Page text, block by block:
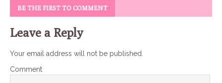
BE THE FIRST TO COMMENT
Leave a Reply
Your email address will not be published.
Comment